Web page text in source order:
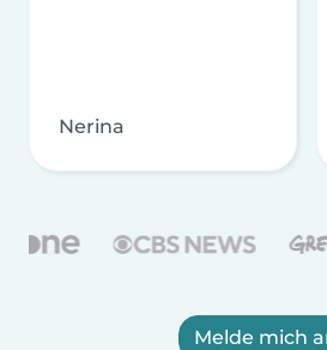
Nerina
Melde mich